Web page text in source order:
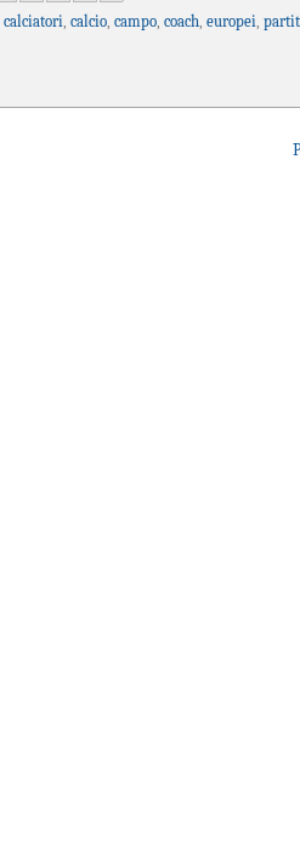
calciatori, calcio, campo, coach, europei,